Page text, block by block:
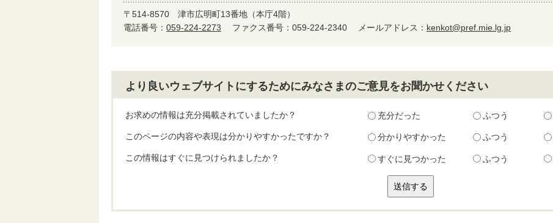
〒514-8570 津市広明町13番地（本庁4階）
電話番号： 059-224-2273 ファクス番号：059-224-2340 メールアドレス： kenkot@pref.mie.lg.jp
より良いウェブサイトにするためにみなさまのご意見をお聞かせください
お求めの情報は充分掲載されていましたか？ 充分だった ふつう
このページの内容や表現は分かりやすかったですか？ 分かりやすかった ふつう
この情報はすぐに見つけられましたか？ すぐに見つかった ふつう